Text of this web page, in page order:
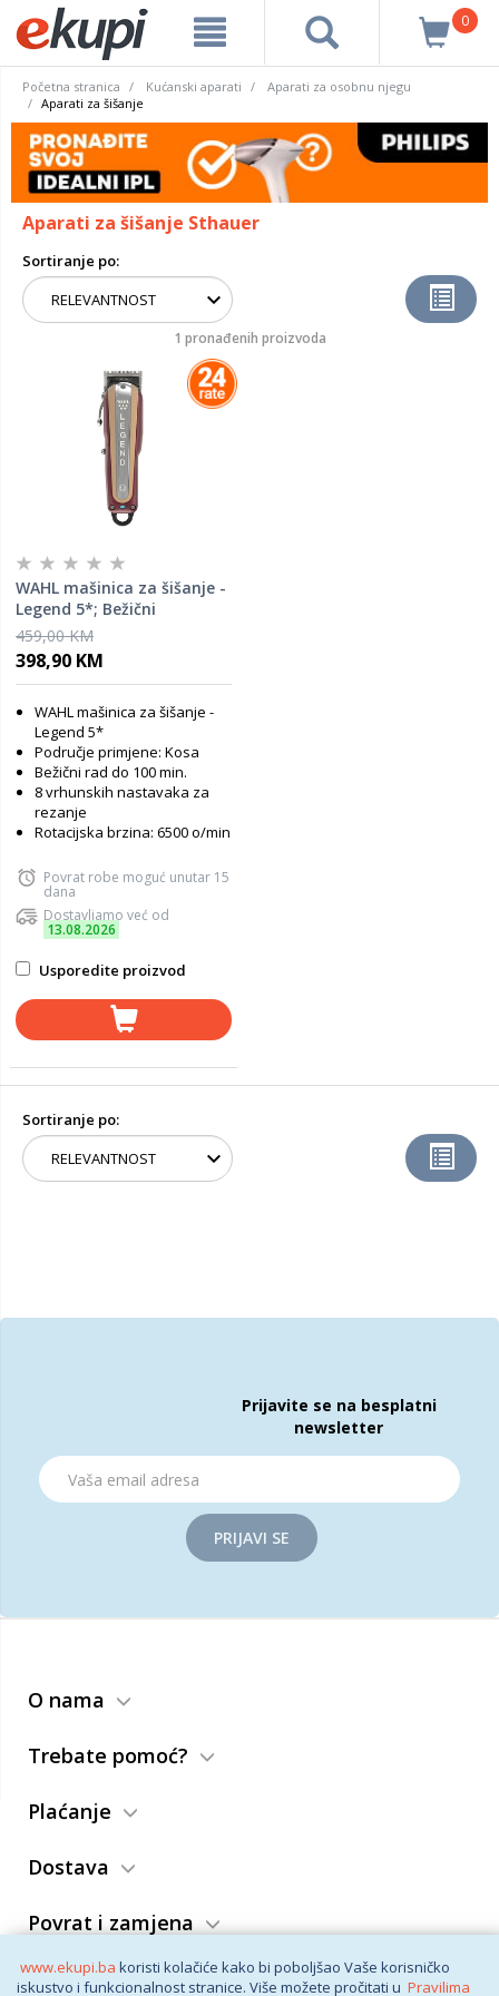
www.ekupi.ba koristi kolačiće kako bi poboljšao Vaše korisničko
iskustvo i funkcionalnost stranice. Više možete pročitati u Pravilima
0
Početna stranica Kućanski aparati
Aparati za osobnu njegu
Aparati za šišanje
Aparati za šišanje Sthauer
Sortiranje po:
1 pronađenih proizvoda
WAHL mašinica za šišanje -
Legend 5*; Bežični
459,00 KM
398,90 KM
WAHL mašinica za šišanje -
Legend 5*
Područje primjene: Kosa
Bežični rad do 100 min.
8 vrhunskih nastavaka za
rezanje
Rotacijska brzina: 6500 o/min
Povrat robe moguć unutar 15
dana
Dostavljamo već od
13.08.2026
Usporedite proizvod
Sortiranje po:
Prijavite se na besplatni
newsletter
PRIJAVI SE
O nama
Trebate pomoć?
Plaćanje
Dostava
Povrat i zamjena
Opći uslovi